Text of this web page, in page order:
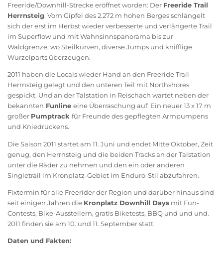
Freeride/Downhill-Strecke eröffnet worden: Der Freeride Trail
Herrnsteig. Vom Gipfel des 2.272 m hohen Berges schlängelt
sich der erst im Herbst wieder verbesserte und verlängerte Trail
im Superflow und mit Wahnsinnspanorama bis zur
Waldgrenze, wo Steilkurven, diverse Jumps und knifflige
Wurzelparts überzeugen.
2011 haben die Locals wieder Hand an den Freeride Trail
Herrnsteig gelegt und den unteren Teil mit Northshores
gespickt. Und an der Talstation in Reischach wartet neben der
bekannten Funline eine Überraschung auf: Ein neuer 13 x 17 m
großer Pumptrack für Freunde des gepflegten Armpumpens
und Kniedrückens.
Die Saison 2011 startet am 11. Juni und endet Mitte Oktober, Zeit
genug, den Herrnsteig und die beiden Tracks an der Talstation
unter die Räder zu nehmen und den ein oder anderen
Singletrail im Kronplatz-Gebiet im Enduro-Stil abzufahren.
Fixtermin für alle Freerider der Region und darüber hinaus sind
seit einigen Jahren die Kronplatz Downhill Days mit Fun-
Contests, Bike-Ausstellern, gratis Biketests, BBQ und und und.
2011 finden sie am 10. und 11. September statt.
Daten und Fakten: